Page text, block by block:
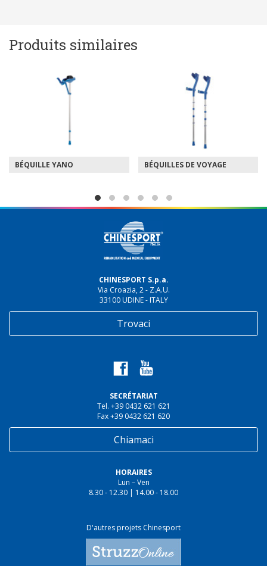
Produits similaires
BÉQUILLE YANO BÉQUILLES DE VOYAGE
CHINESPORT S.p.a.
Via Croazia, 2 - Z.A.U.
33100 UDINE - ITALY
Trovaci
SECRÉTARIAT
Tel. +39 0432 621 621
Fax +39 0432 621 620
Chiamaci
HORAIRES
Lun – Ven
8.30 - 12.30 | 14.00 - 18.00
D'autres projets Chinesport